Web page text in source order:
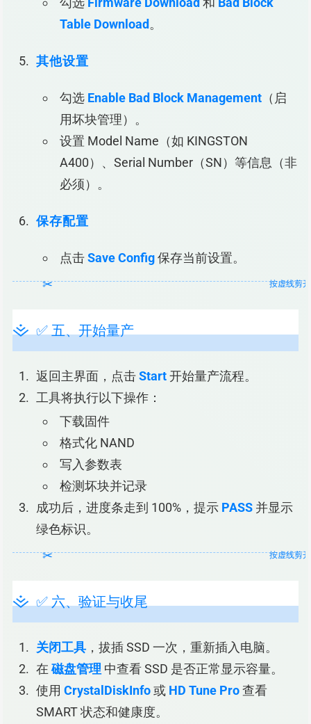
Table Download 。
其他设置
勾选 Enable Bad Block Management （启
用坏块管理）。
设置 Model Name（如 KINGSTON
A400）、Serial Number（SN）等信息（非
必须）。
保存配置
点击Save Config保存当前设置。
✅ 五、开始量产
返回主界面，点击Start开始量产流程。
工具将执行以下操作：
下载固件
格式化 NAND
写入参数表
检测坏块并记录
成功后，进度条走到 100%，提示 PASS 并显示
绿色标识。
✅ 六、验证与收尾
关闭工具 ，拔插 SSD 一次，重新插入电脑。
在磁盘管理 中查看 SSD 是否正常显示容量。
使用 CrystalDiskInfo或 HD Tune Pro查看
SMART 状态和健康度。